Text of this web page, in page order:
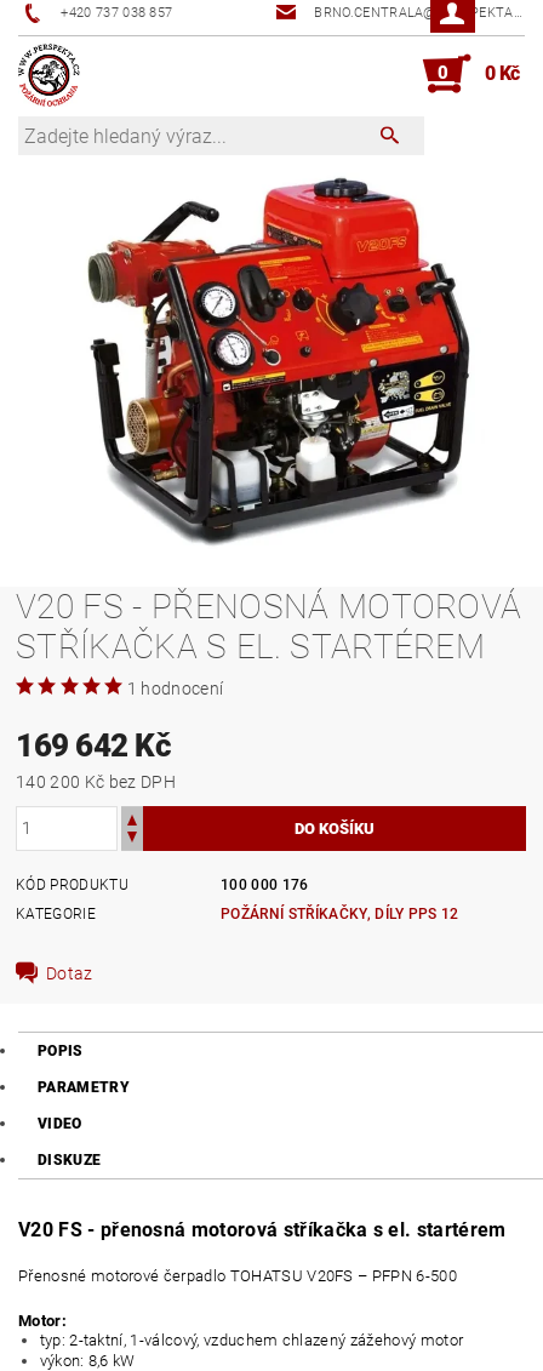
+420 737 038 857 BRNO.CENTRALA@PERSPEKTA.CZ
0 0 Kč
V20 FS - PŘENOSNÁ MOTOROVÁ
STŘÍKAČKA S EL. STARTÉREM
1 hodnocení
169 642 Kč
140 200 Kč bez DPH
KÓD PRODUKTU
100 000 176
KATEGORIE
POŽÁRNÍ STŘÍKAČKY, DÍLY PPS 12
Dotaz
POPIS
PARAMETRY
VIDEO
DISKUZE
V20 FS - přenosná motorová stříkačka s el. startérem
Přenosné motorové čerpadlo TOHATSU V20FS – PFPN 6-500
Motor:
typ: 2-taktní, 1-válcový, vzduchem chlazený zážehový motor
výkon: 8,6 kW